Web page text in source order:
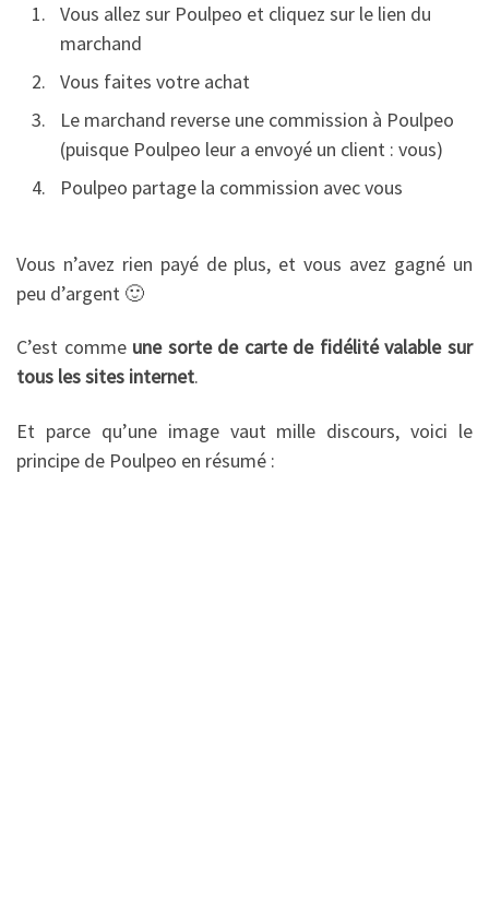
Vous allez sur Poulpeo et cliquez sur le lien du
marchand
Vous faites votre achat
Le marchand reverse une commission à Poulpeo
(puisque Poulpeo leur a envoyé un client : vous)
Poulpeo partage la commission avec vous
Vous n’avez rien payé de plus, et vous avez gagné un
peu d’argent 🙂
C’est comme une sorte de carte de fidélité valable sur
tous les sites internet.
Et parce qu’une image vaut mille discours, voici le
principe de Poulpeo en résumé :